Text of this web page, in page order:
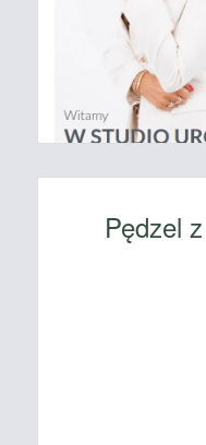
Pędzel